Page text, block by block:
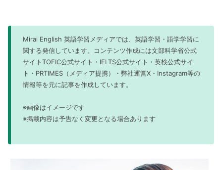
Mirai English 英語学習メディアでは、英語学習・語学学習に
関する発信しています。コンテンツ作成には文部科学省公式
サイトTOEIC公式サイト・IELTS公式サイト・英検公式サイ
ト・PRTIMES（メディア提携）・弊社運営X・Instagram等の
情報等を元に記事を作成しています。
※画像はイメージです
※掲載内容は予告なく変更となる場合あります